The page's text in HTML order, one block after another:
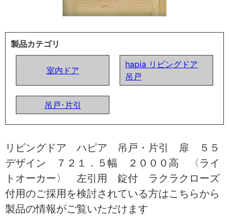
製品カテゴリ
室内ドア
hapia リビングドア
吊戸
吊戸･片引
リビングドア ハピア 吊戸・片引 扉 ５５
デザイン ７２１．５幅 ２０００高 〈ライ
トオーカー〉 左引用 錠付 ラクラクローズ
付用のご採用を検討されている方はこちらから
製品の情報がご覧いただけます